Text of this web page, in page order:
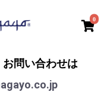
0
問い合わせは